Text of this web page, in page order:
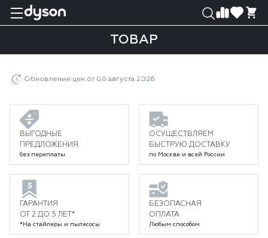
ТОВАР
Выпрямители Dyson Airstrait
Товар
Обновление цен от 06 августа 2026
ВЫГОДНЫЕ
ПРЕДЛОЖЕНИЯ
без переплаты
ОСУЩЕСТВЛЯЕМ
БЫСТРУЮ ДОСТАВКУ
по Москве и всей России
ГАРАНТИЯ
ОТ 2 ДО 5 ЛЕТ*
*На стайлеры и пылесосы
БЕЗОПАСНАЯ
ОПЛАТА
Любым способом